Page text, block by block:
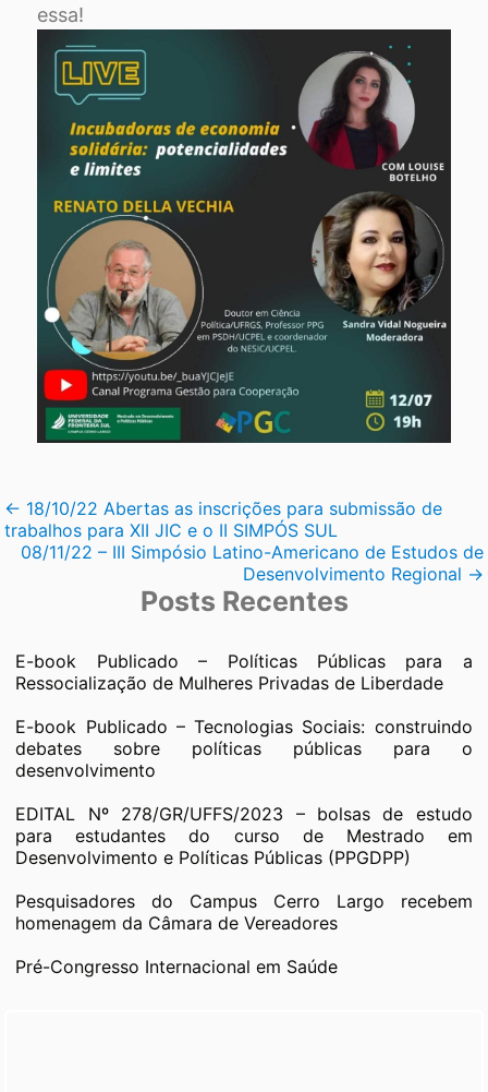
essa!
Navegação
de
← 18/10/22 Abertas as inscrições para submissão de
trabalhos para XII JIC e o II SIMPÓS SUL
08/11/22 – III Simpósio Latino-Americano de Estudos de
Desenvolvimento Regional →
Posts Recentes
E-book Publicado – Políticas Públicas para a
Ressocialização de Mulheres Privadas de Liberdade
E-book Publicado – Tecnologias Sociais: construindo
debates sobre políticas públicas para o
desenvolvimento
EDITAL Nº 278/GR/UFFS/2023 – bolsas de estudo
para estudantes do curso de Mestrado em
Desenvolvimento e Políticas Públicas (PPGDPP)
Pesquisadores do Campus Cerro Largo recebem
homenagem da Câmara de Vereadores
Pré-Congresso Internacional em Saúde